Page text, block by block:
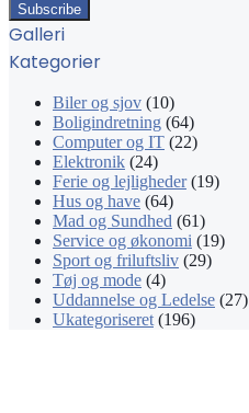
Email
address
Galleri
Kategorier
Biler og sjov (10)
Boligindretning (64)
Computer og IT (22)
Elektronik (24)
Ferie og lejligheder(19)
Hus og have (64)
Mad og Sundhed (61)
Service og økonomi (19)
Sport og friluftsliv (29)
Tøj og mode (4)
Uddannelse og Ledelse (27)
Ukategoriseret (196)